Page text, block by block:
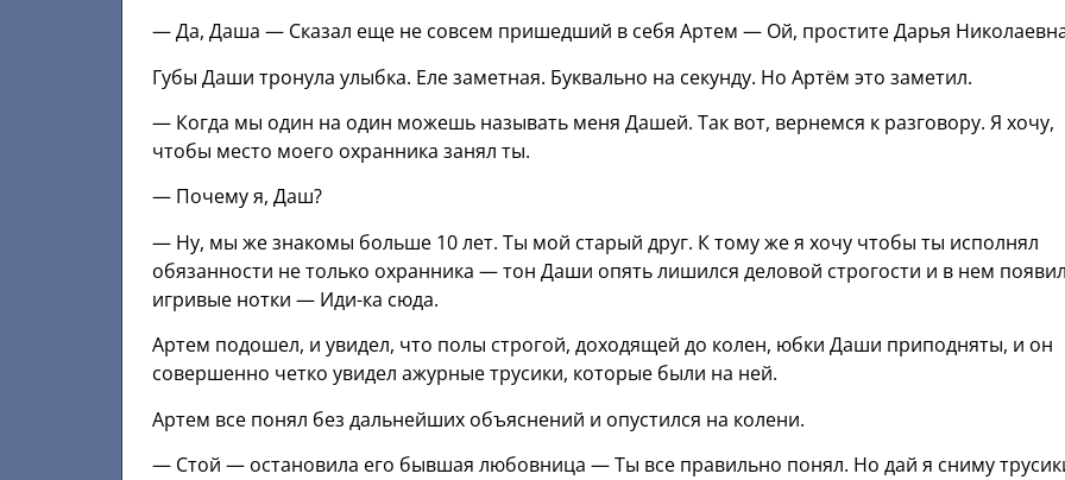
— Да, Даша — Сказал еще не совсем пришедший в себя Артем — Ой, простите Дарья
Губы Даши тронула улыбка. Еле заметная. Буквально на секунду. Но Артём это заметил.
— Когда мы один на один можешь называть меня Дашей. Так вот, вернемся к разговору. Я хочу,
чтобы место моего охранника занял ты.
— Почему я, Даш?
— Ну, мы же знакомы больше 10 лет. Ты мой старый друг. К тому же я хочу чтобы ты исполнял
обязанности не только охранника — тон Даши опять лишился деловой строгости и в нем
игривые нотки — Иди-ка сюда.
Артем подошел, и увидел, что полы строгой, доходящей до колен, юбки Даши приподняты, и он
совершенно четко увидел ажурные трусики, которые были на ней.
Артем все понял без дальнейших объяснений и опустился на колени.
— Стой — остановила его бывшая любовница — Ты все правильно понял. Но дай я сниму